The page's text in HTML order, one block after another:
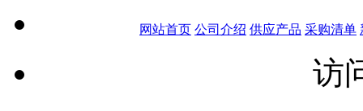
网站首页 公司介绍 供应产品 采购清单
访